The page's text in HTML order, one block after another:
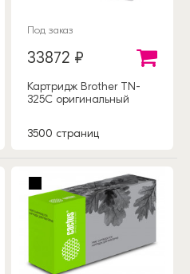
Под заказ
33872 ₽
Картридж Brother TN-
325C оригинальный
3500 страниц